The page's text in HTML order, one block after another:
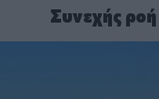
Συνεχής ροή